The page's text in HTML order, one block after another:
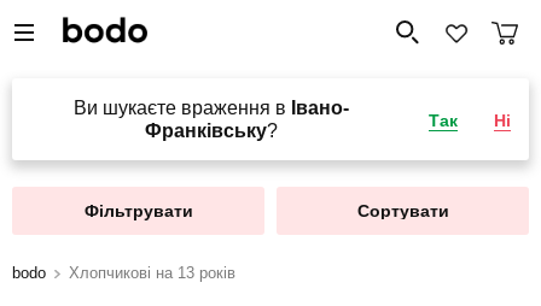
Ви шукаєте враження в Івано-
Франківську?
Так Ні
Фільтрувати Сортувати
bodo Хлопчикові на 13 років